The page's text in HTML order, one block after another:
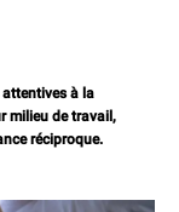
à la
milieu de travail,
réciproque.